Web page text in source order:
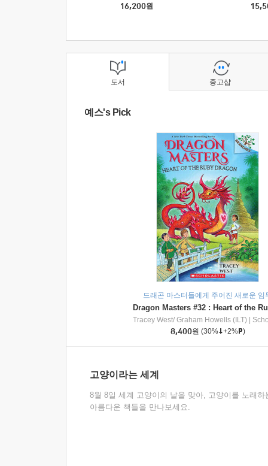
16,200원
도서
예스's Pick
드래곤 마스터들에게 주어진 새로운 임
Tracey West/ Graham Howells (ILT)
8,400원 (30% +2% )
고양이라는 세계
8월 8일 세계 고양이의 날을 맞아, 고양이를 노래하
아름다운 책들을 만나보세요.
중고샵